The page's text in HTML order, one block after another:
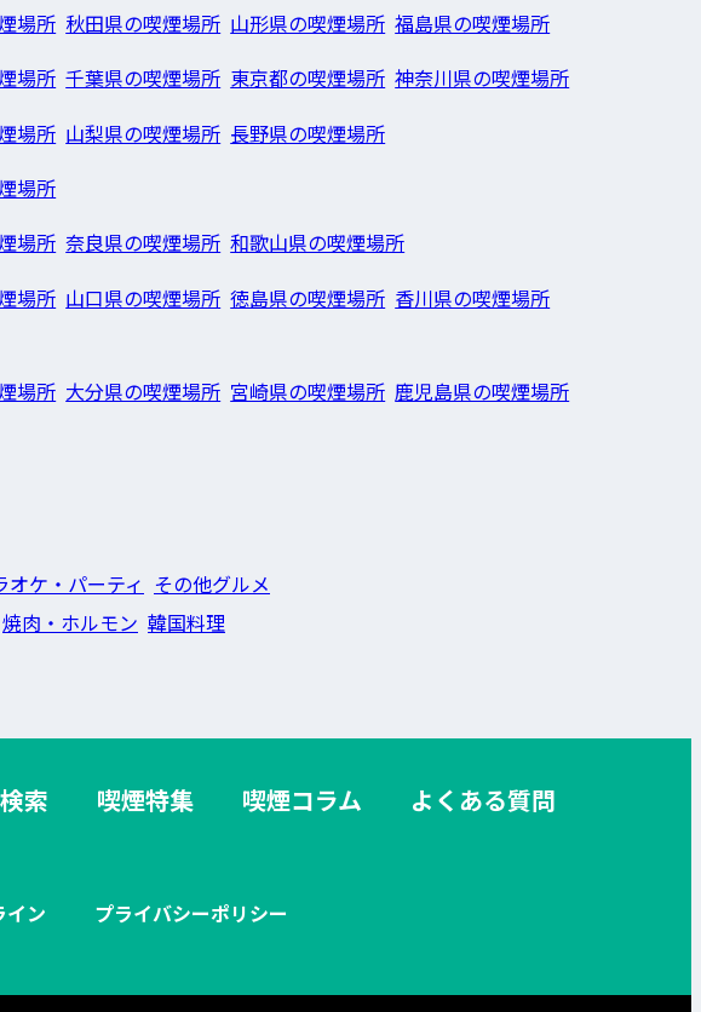
場所 秋田県の喫煙場所 山形県の喫煙場所 福島県の喫煙場所
場所 千葉県の喫煙場所 東京都の喫煙場所 神奈川県の喫煙場所
場所 山梨県の喫煙場所 長野県の喫煙場所
場所
場所 奈良県の喫煙場所 和歌山県の喫煙場所
場所 山口県の喫煙場所 徳島県の喫煙場所 香川県の喫煙場所
場所 大分県の喫煙場所 宮崎県の喫煙場所 鹿児島県の喫煙場所
オケ・パーティ その他グルメ
焼肉・ホルモン 韓国料理
索 喫煙特集 喫煙コラム よくある質問
イン プライバシーポリシー